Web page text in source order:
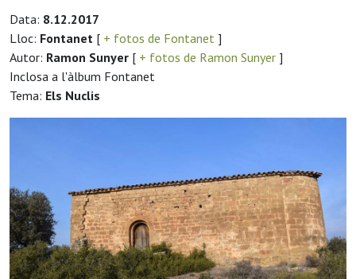
Data: 8.12.2017
Lloc: Fontanet [ + fotos de Fontanet ]
Autor: Ramon Sunyer [ + fotos de Ramon Sunyer ]
Inclosa a l'àlbum Fontanet
Tema: Els Nuclis